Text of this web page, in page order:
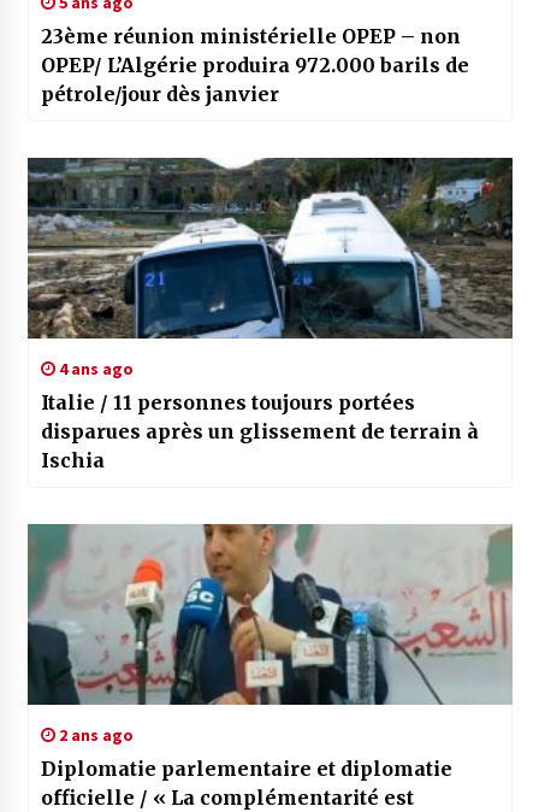
23ème réunion ministérielle OPEP – non
OPEP/ L’Algérie produira 972.000 barils de
pétrole/jour dès janvier
4 ans ago
Italie / 11 personnes toujours portées
disparues après un glissement de terrain à
Ischia
2 ans ago
Diplomatie parlementaire et diplomatie
officielle / « La complémentarité est